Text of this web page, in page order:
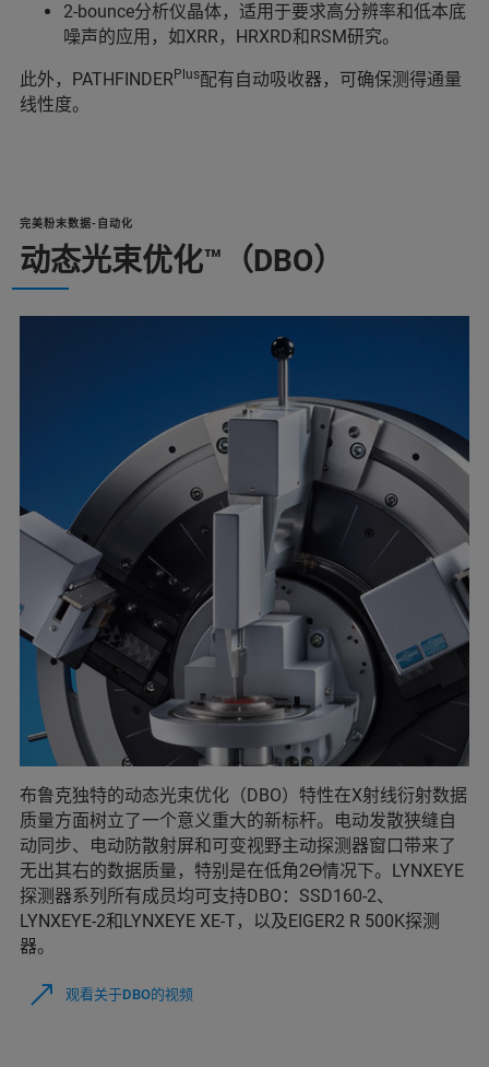
2-bounce分析仪晶体，适用于要求高分辨率和低本底
噪声的应用，如XRR，HRXRD和RSM研究。
此外，PATHFINDERPlus配有自动吸收器，可确保测得通量
线性度。
完美粉末数据-自动化
动态光束优化™（DBO）
布鲁克独特的动态光束优化（DBO）特性在X射线衍射数据
质量方面树立了一个意义重大的新标杆。电动发散狭缝自
动同步、电动防散射屏和可变视野主动探测器窗口带来了
无出其右的数据质量，特别是在低角2Ɵ情况下。LYNXEYE
探测器系列所有成员均可支持DBO：SSD160-2、
LYNXEYE-2和LYNXEYE XE-T，以及EIGER2 R 500K探测
器。
观看关于DBO的视频